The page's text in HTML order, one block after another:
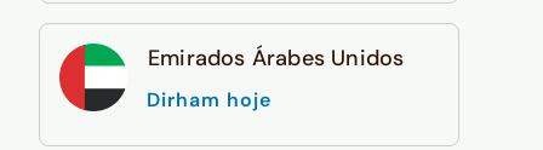
Emirados Árabes Unidos
Dirham hoje